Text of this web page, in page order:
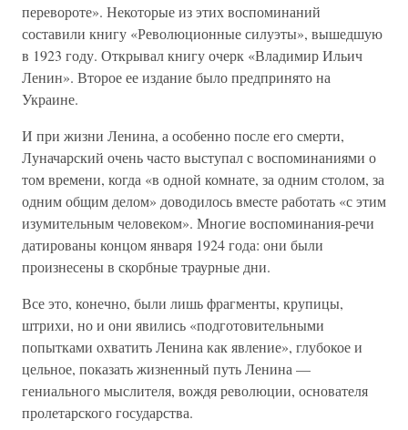
перевороте». Некоторые из этих воспоминаний
составили книгу «Революционные силуэты», вышедшую
в 1923 году. Открывал книгу очерк «Владимир Ильич
Ленин». Второе ее издание было предпринято на
Украине.
И при жизни Ленина, а особенно после его смерти,
Луначарский очень часто выступал с воспоминаниями о
том времени, когда «в одной комнате, за одним столом, за
одним общим делом» доводилось вместе работать «с этим
изумительным человеком». Многие воспоминания-речи
датированы концом января 1924 года: они были
произнесены в скорбные траурные дни.
Все это, конечно, были лишь фрагменты, крупицы,
штрихи, но и они явились «подготовительными
попытками охватить Ленина как явление», глубокое и
цельное, показать жизненный путь Ленина —
гениального мыслителя, вождя революции, основателя
пролетарского государства.